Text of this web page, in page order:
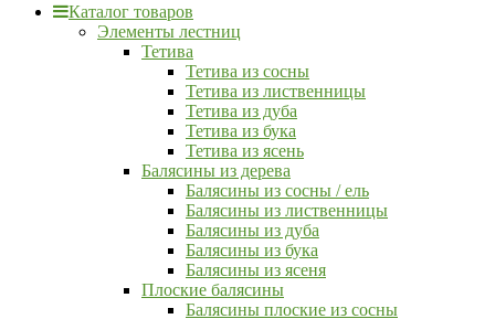
Каталог товаров
Элементы лестниц
Тетива
Тетива из сосны
Тетива из лиственницы
Тетива из дуба
Тетива из бука
Тетива из ясень
Балясины из дерева
Балясины из сосны / ель
Балясины из лиственницы
Балясины из дуба
Балясины из бука
Балясины из ясеня
Плоские балясины
Балясины плоские из сосны